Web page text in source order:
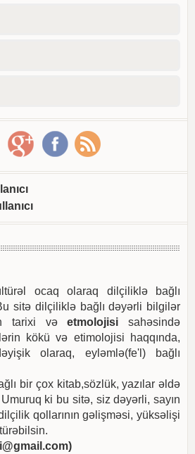
ocaq olaraq dilçiliklə bağlı
sitə dilçiliklə bağlı dəyərli bilgilər
tarixi vəetmolojisi sahəsində
kökü və etimolojisi haqqında,
olaraq, eyləmlə(fe'l) bağlı
bir çox kitab,sözlük, yazılar əldə
ki bu sitə, siz dəyərli, sayın
qollarının gəlişməsi, yüksəlişi
)